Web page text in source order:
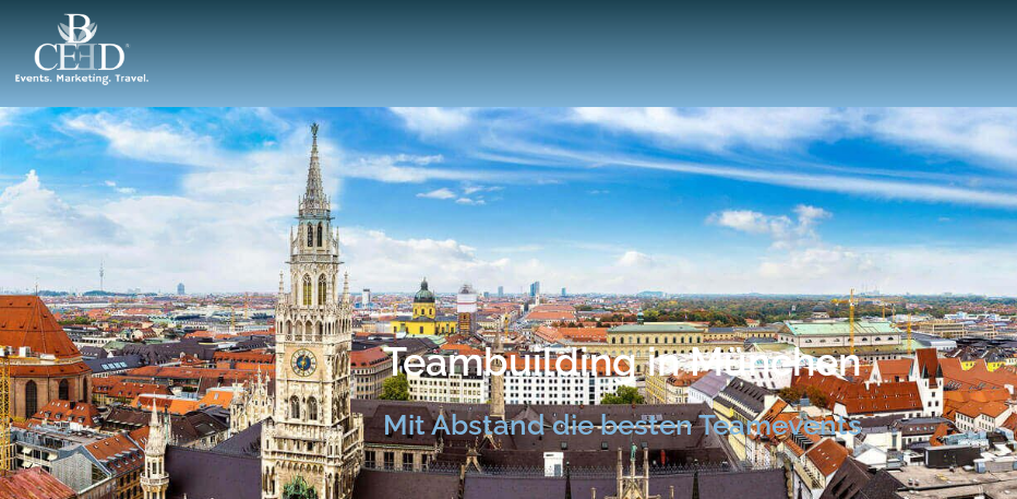
Teambuilding in München
Mit Abstand die besten Teamevents